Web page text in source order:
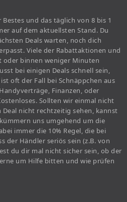
und das täglich von 8 bis 1
auf dem aktuellsten Stand. Du
Deals warten, noch dich
Viele der Rabattaktionen und
oder binnen weniger Minuten
bei einigen Deals schnell sein,
oft der Fall bei Schnäppchen aus
Finanzen, oder
Sollten wir einmal nicht
nicht rechtzeitig sehen, kannst
uns umgehend um die
immer die 10% Regel, die bei
der Händler seriös sein (z.B. von
du dir mal nicht sicher sein, ob der
um Hilfe bitten und wie prüfen